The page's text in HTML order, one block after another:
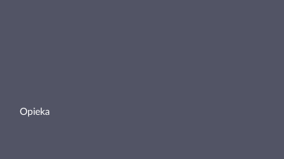
Opieka